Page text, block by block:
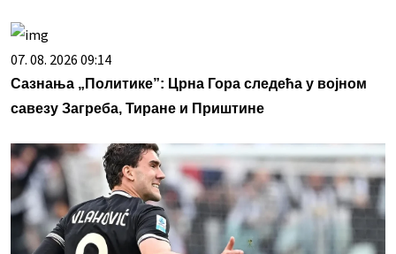
07. 08. 2026 09:14
Сазнања „Политике”: Црна Гора следећа у војном
савезу Загреба, Тиране и Приштине